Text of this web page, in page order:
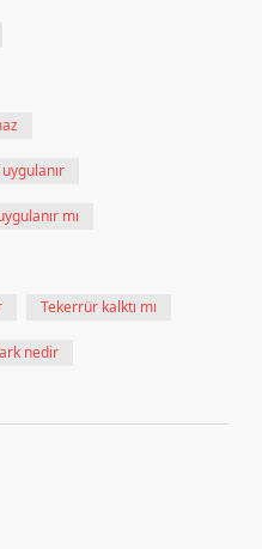
mı
Tekerrür kalktı mı
nedir